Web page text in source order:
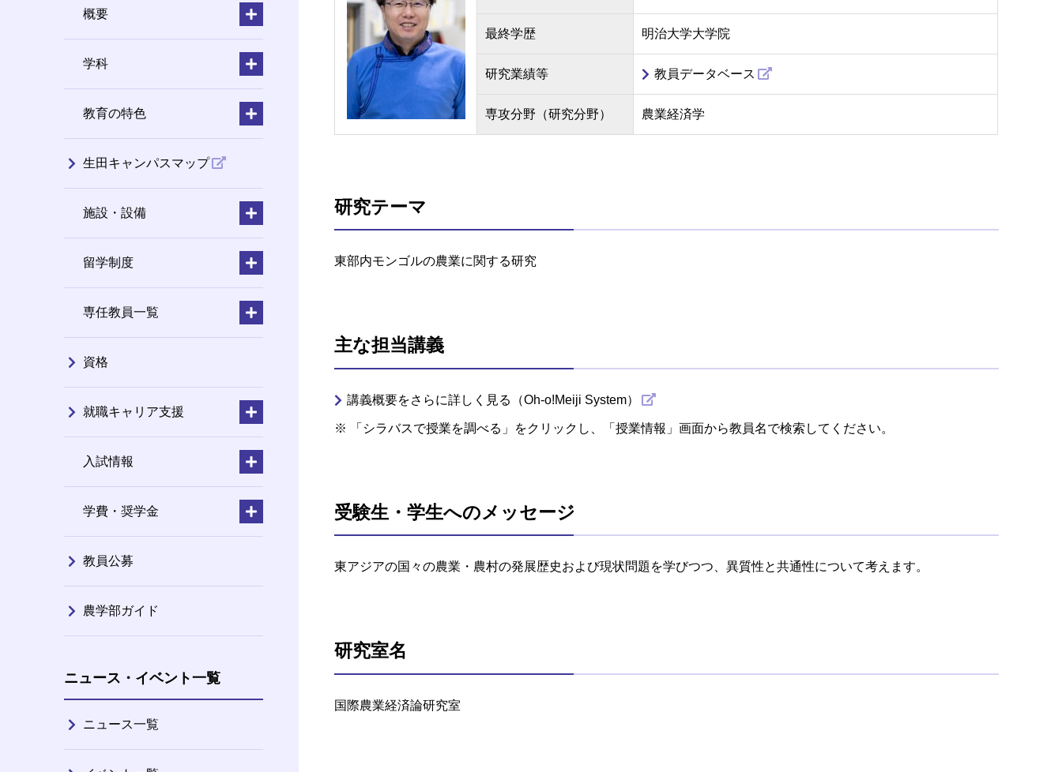
最終学歴 明治大学大学院
研究業績等 教員データベース
専攻分野（研究分野） 農業経済学
研究テーマ
東部内モンゴルの農業に関する研究
主な担当講義
講義概要をさらに詳しく見る（Oh-o!Meiji System）
「シラバスで授業を調べる」をクリックし、「授業情報」画面から教員名で検索してください。
受験生・学生へのメッセージ
東アジアの国々の農業・農村の発展歴史および現状問題を学びつつ、異質性と共通性について考えます。
研究室名
国際農業経済論研究室
概要
学科
教育の特色
生田キャンパスマップ
施設・設備
留学制度
専任教員一覧
資格
就職キャリア支援
入試情報
学費・奨学金
教員公募
農学部ガイド
ニュース・イベント一覧
ニュース一覧